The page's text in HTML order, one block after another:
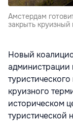
Амстердам
закрыть круизный
Новый
администрации
круизного
историческом
туристической